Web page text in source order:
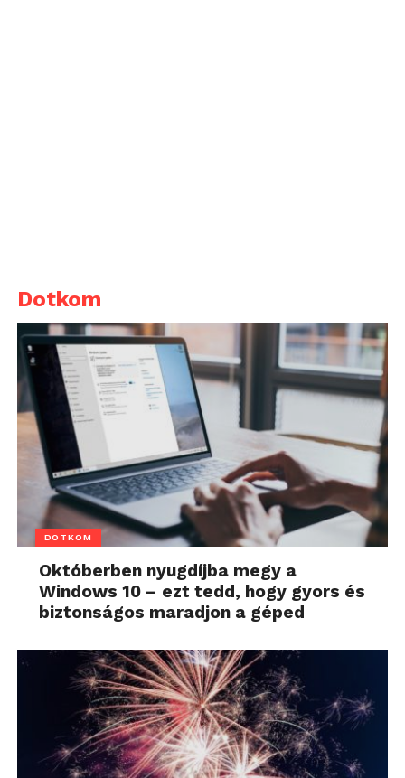
Dotkom
DOTKOM
Októberben nyugdíjba megy a
Windows 10 – ezt tedd, hogy gyors és
biztonságos maradjon a géped